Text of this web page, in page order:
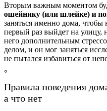
Вторым важным моментом
ошейнику (или шлейке) и
заняться именно дома, чтобы
первый раз выйдет на
него дополнительным
делом, и он мог заняться
не пытался избавиться от
Правила поведения
а что нет